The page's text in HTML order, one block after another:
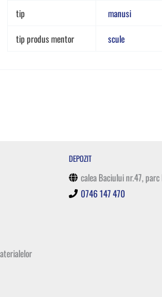
tip
manusi
tip produs mentor
scule
DEPOZIT
calea Baciului nr.47,
0746 147 470